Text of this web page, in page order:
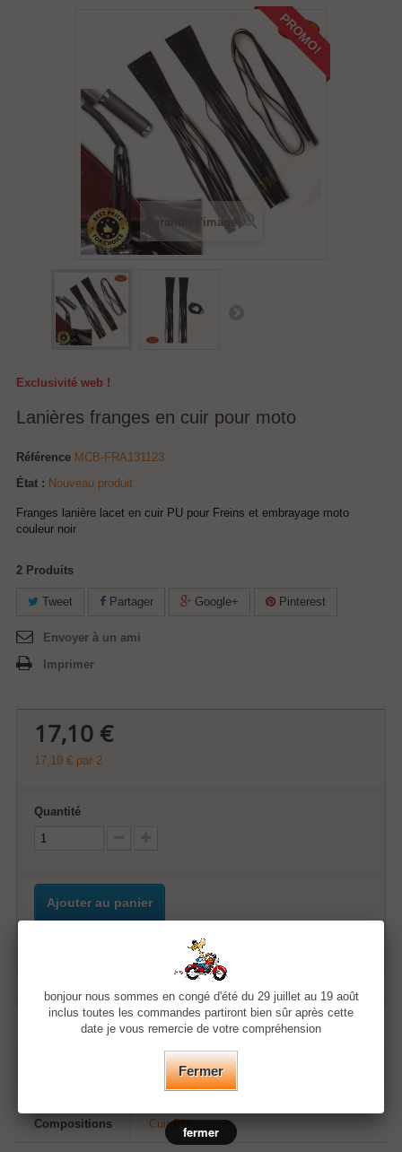
PROMO!
Agrandir l'image
Exclusivité web !
Lanières franges en cuir pour moto
Référence MCB-FRA131123
État : Nouveau produit
Franges lanière lacet en cuir PU pour Freins et embrayage moto
couleur noir
2 Produits
Tweet Partager Google+ Pinterest
Envoyer à un ami
Imprimer
17,10 €
17,10 € par 2
Quantité
Ajouter au panier
Ajouter à ma liste d'envies
FICHE TECHNIQUE
Compositions Cuir PU
bonjour nous sommes en congé d'été du 29 juillet au 19 août
inclus toutes les commandes partiront bien sûr après cette
date je vous remercie de votre compréhension
Fermer
fermer